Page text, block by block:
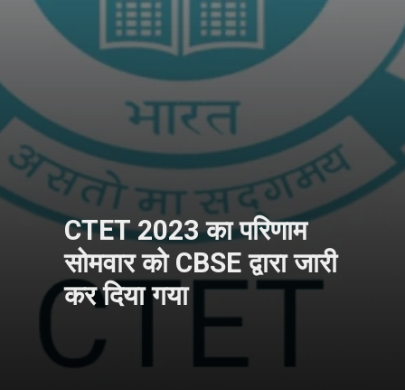
CTET 2023 का परिणाम
सोमवार को CBSE द्वारा जारी
कर दिया गया